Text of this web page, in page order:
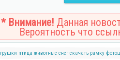
* Внимание! Данная
Вероятность что
птица животные снег скачать рамку